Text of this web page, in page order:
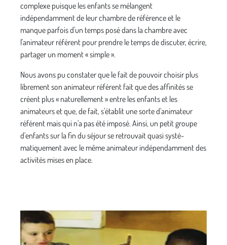
complexe puisque les enfants se mélangent
indépendamment de leur chambre de référence et le
manque par­fois d'un temps posé dans la chambre avec
l'animateur référent pour prendre le temps de discuter, écrire,
partager un moment « simple ».
Nous avons pu constater que le fait de pouvoir choisir plus
librement son anima­teur référent fait que des affinités se
créent plus « naturellement » entre les enfants et les
animateurs et que, de fait, s'établit une sorte d'animateur
référent mais qui n'a pas été imposé. Ainsi, un petit groupe
d'enfants sur la fin du séjour se retrouvait quasi systé­
matiquement avec le même animateur indépendam­ment des
activités mises en place.